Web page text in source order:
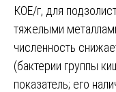
КОЕ/г, для
тяжелыми
численность
(бактерии группы
показатель; его